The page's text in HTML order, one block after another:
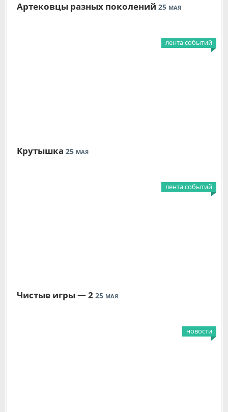
Артековцы разных поколений 25 МАЯ
лента событий
Крутышка 25 МАЯ
лента событий
Чистые игры — 2 25 МАЯ
новости